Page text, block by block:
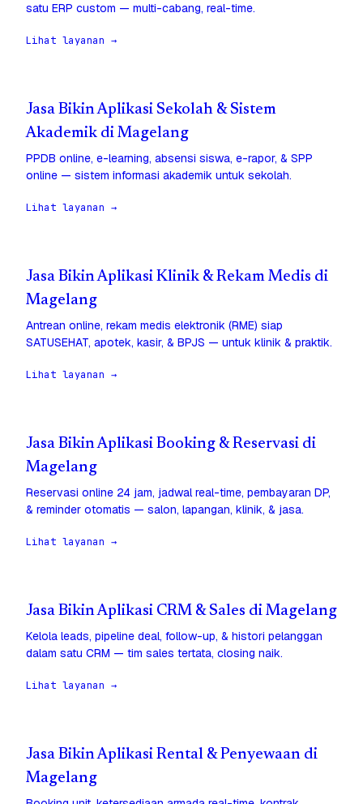
satu ERP custom — multi-cabang, real-time.
Lihat layanan →
Jasa Bikin Aplikasi Sekolah & Sistem
Akademik di Magelang
PPDB online, e-learning, absensi siswa, e-rapor, & SPP
online — sistem informasi akademik untuk sekolah.
Lihat layanan →
Jasa Bikin Aplikasi Klinik & Rekam Medis di
Magelang
Antrean online, rekam medis elektronik (RME) siap
SATUSEHAT, apotek, kasir, & BPJS — untuk klinik & praktik.
Lihat layanan →
Jasa Bikin Aplikasi Booking & Reservasi di
Magelang
Reservasi online 24 jam, jadwal real-time, pembayaran DP,
& reminder otomatis — salon, lapangan, klinik, & jasa.
Lihat layanan →
Jasa Bikin Aplikasi CRM & Sales di Magelang
Kelola leads, pipeline deal, follow-up, & histori pelanggan
dalam satu CRM — tim sales tertata, closing naik.
Lihat layanan →
Jasa Bikin Aplikasi Rental & Penyewaan di
Magelang